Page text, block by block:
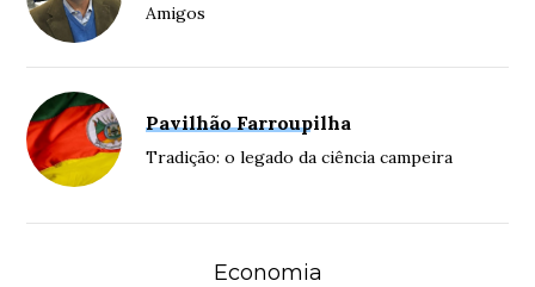
Amigos
Pavilhão Farroupilha
Tradição: o legado da ciência campeira
Economia